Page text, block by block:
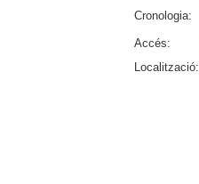
Cronologia:
Accés:
Localització: